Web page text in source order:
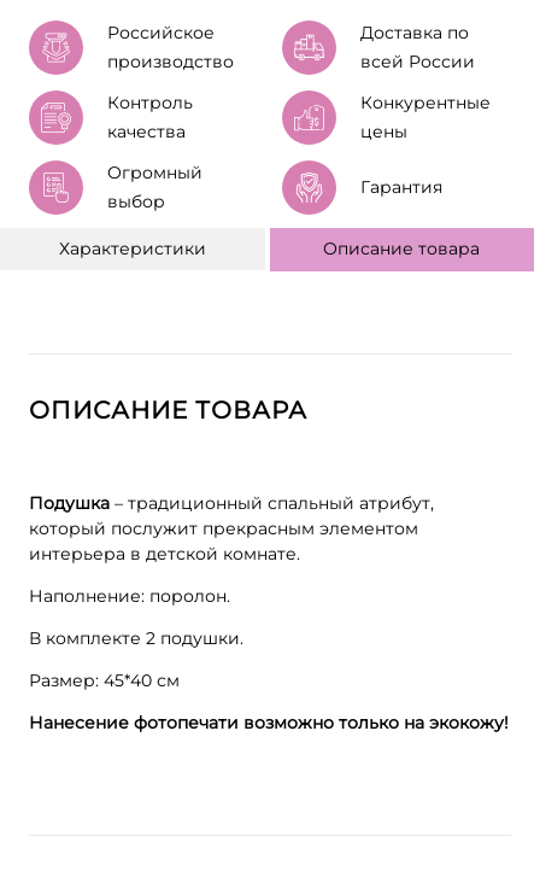
Российское
производство
Доставка по
всей России
Контроль
качества
Конкурентные
цены
Огромный
выбор
Гарантия
Характеристики Описание товара
ОПИСАНИЕ ТОВАРА
Подушка – традиционный спальный атрибут,
который послужит прекрасным элементом
интерьера в детской комнате.
Наполнение: поролон.
В комплекте 2 подушки.
Размер: 45*40 см
Нанесение фотопечати возможно только на экокожу!